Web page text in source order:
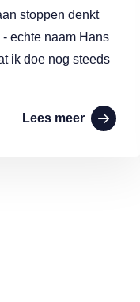
stoppen denkt
echte naam Hans
ik doe nog steeds
Lees meer